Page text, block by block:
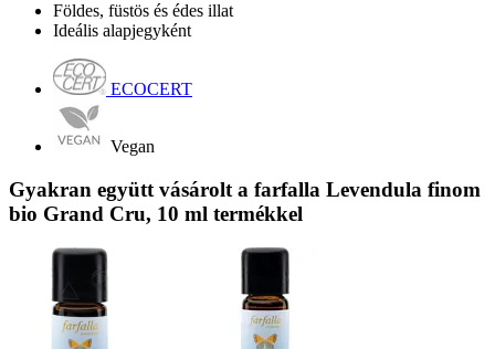
Földes, füstös és édes illat
Ideális alapjegyként
ECOCERT
Vegan
Gyakran együtt vásárolt a farfalla Levendula finom
bio Grand Cru, 10 ml termékkel